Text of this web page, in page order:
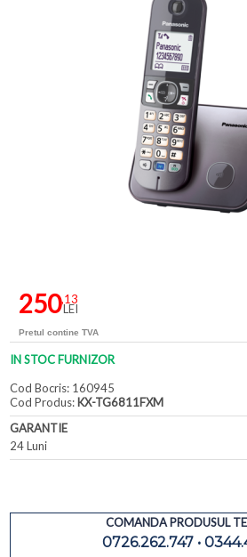
250,13
LEI
Pretul contine TVA
IN STOC FURNIZOR
Cod Bocris: 160945
Cod Produs: KX-TG6811FXM
GARANTIE
24 Luni
COMANDA PRODUSUL
0726.262.747 •